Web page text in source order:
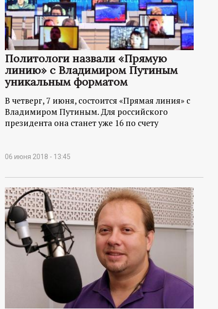
Политологи назвали «Прямую
линию» с Владимиром Путиным
уникальным форматом
В четверг, 7 июня, состоится «Прямая линия» с
Владимиром Путиным. Для российского
президента она станет уже 16 по счету
06 июня 2018 - 13:45